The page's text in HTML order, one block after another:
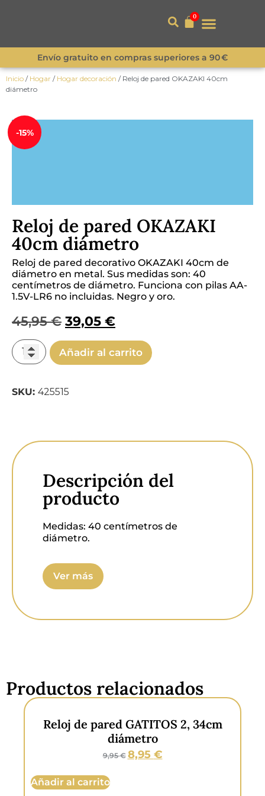
0
Envío gratuito en compras superiores a 90 €
Inicio / Hogar / Hogar decoración / Reloj de pared OKAZAKI 40cm
diámetro
-15%
Reloj de pared OKAZAKI
40cm diámetro
Reloj de pared decorativo OKAZAKI 40cm de
diámetro en metal. Sus medidas son: 40
centímetros de diámetro. Funciona con pilas AA-
1.5V-LR6 no incluidas. Negro y oro.
45,95€ 39,05 €
Añadir al carrito
SKU: 425515
Descripción del
producto
Medidas: 40 centímetros de
diámetro.
Material:Metal.
Color:Negro y oro.
Ver más
Productos relacionados
Reloj de pared GATITOS 2, 34cm
diámetro
9,95€ 8,95 €
Añadir al carrito